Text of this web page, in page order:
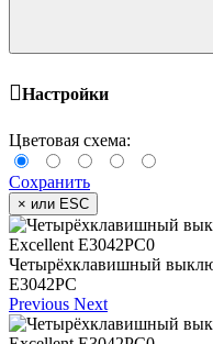
Настройки
Цветовая схема:
Сохранить
× или ESC
Четырёхклавишный
E3042PC
Previous Next